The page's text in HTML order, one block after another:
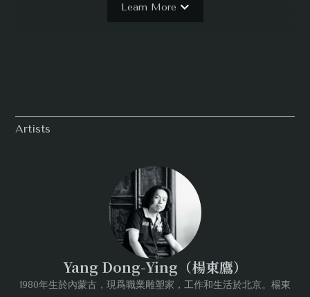
Learn More
Artists
Yang Dong-Ying（楊東鷹）
1980年生於內蒙古，現爲職業雕塑家，工作和生活於北京。楊東